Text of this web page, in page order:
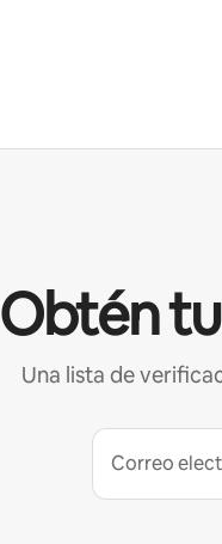
Obtén
Una lista de
Correo